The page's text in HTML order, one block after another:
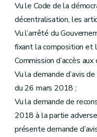
Vu le Code de la
décentralisation, les
Vu l’arrêté du
fixant la composition et
Commission d’accès
Vu la demande d’avis
du 26 mars 2018 ;
Vu la demande de
2018 à la partie
présente demande